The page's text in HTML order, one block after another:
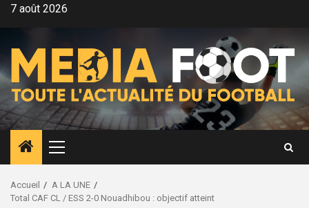
Aller7 août 2026
Menu
principal
Accueil
A LA UNE
Total CAF CL / ESS 2-0 Nouadhibou : objectif atteint